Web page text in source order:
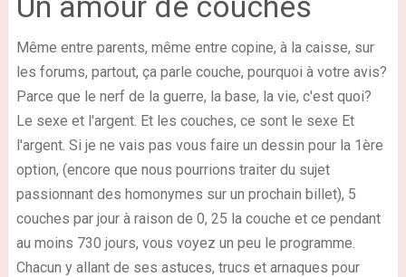
Même entre parents, même entre copine, à la caisse, sur
les forums, partout, ça parle couche, pourquoi à votre avis?
Parce que le nerf de la guerre, la base, la vie, c'est quoi?
Le sexe et l'argent. Et les couches, ce sont le sexe Et
l'argent. Si je ne vais pas vous faire un dessin pour la 1ère
option, (encore que nous pourrions traiter du sujet
passionnant des homonymes sur un prochain billet), 5
couches par jour à raison de 0, 25 la couche et ce pendant
au moins 730 jours, vous voyez un peu le programme.
Chacun y allant de ses astuces, trucs et arnaques pour